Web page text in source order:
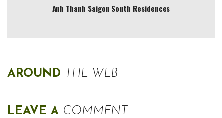
Anh Thanh Saigon South Residences
AROUND THE WEB
LEAVE A COMMENT